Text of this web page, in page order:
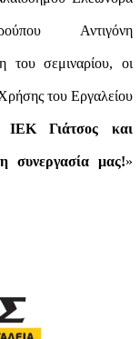
Αντιγόνη
σεμιναρίου, οι
του Εργαλείου
ΙΕΚ Γιάτσος και
συνεργασία μας!»